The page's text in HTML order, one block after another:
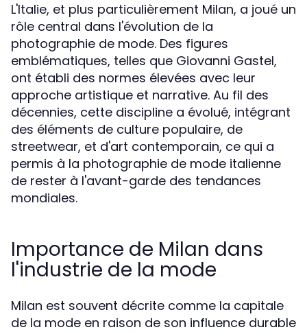
L'Italie, et plus particulièrement Milan, a joué un
rôle central dans l'évolution de la
photographie de mode. Des figures
emblématiques, telles que Giovanni Gastel,
ont établi des normes élevées avec leur
approche artistique et narrative. Au fil des
décennies, cette discipline a évolué, intégrant
des éléments de culture populaire, de
streetwear, et d'art contemporain, ce qui a
permis à la photographie de mode italienne
de rester à l'avant-garde des tendances
mondiales.
Importance de Milan dans
l'industrie de la mode
Milan est souvent décrite comme la capitale
de la mode en raison de son influence durable